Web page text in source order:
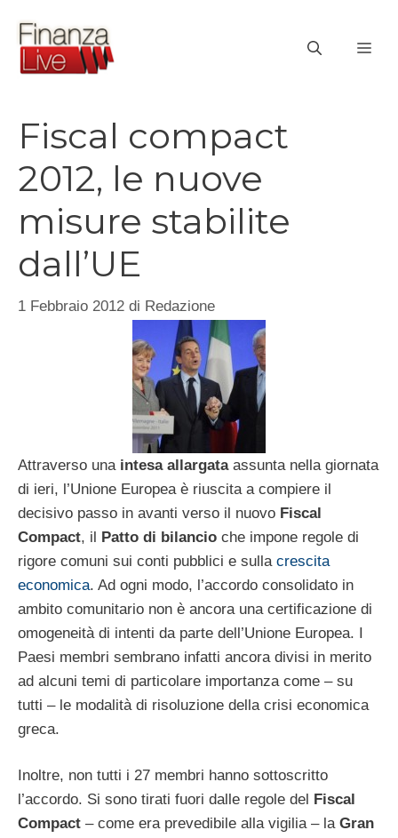
contenuto
Fiscal compact
2012, le nuove
misure stabilite
dall’UE
1 Febbraio 2012 di Redazione
Attraverso una intesa allargataassunta nella giornata
di ieri, l’Unione Europea è riuscita a compiere il
decisivo passo in avanti verso il nuovo Fiscal
Compact, il Patto di bilancio che impone regole di
rigore comuni sui conti pubblici e sulla crescita
economica. Ad ogni modo, l’accordo consolidato in
ambito comunitario non è ancora una certificazione di
omogeneità di intenti da parte dell’Unione Europea. I
Paesi membri sembrano infatti ancora divisi in merito
ad alcuni temi di particolare importanza come – su
tutti – le modalità di risoluzione della crisi economica
greca.
Inoltre, non tutti i 27 membri hanno sottoscritto
l’accordo. Si sono tirati fuori dalle regole del
Fiscal
Compact – come era prevedibile alla vigilia – la Gran